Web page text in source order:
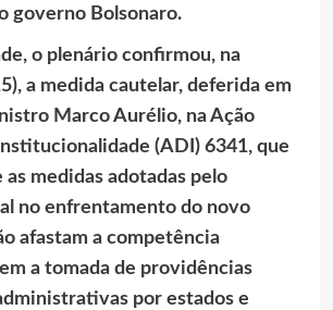
governo Bolsonaro.
o plenário confirmou, na
a medida cautelar, deferida em
Marco Aurélio, na Ação
(ADI) 6341, que
medidas adotadas pelo
no enfrentamento do novo
afastam a competência
a tomada de providências
por estados e